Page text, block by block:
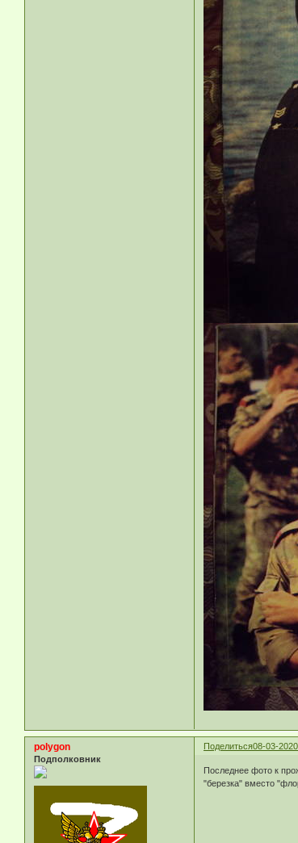
Поделиться08-03-
polygon
Подполковник
Последнее фото к
"березка" вместо